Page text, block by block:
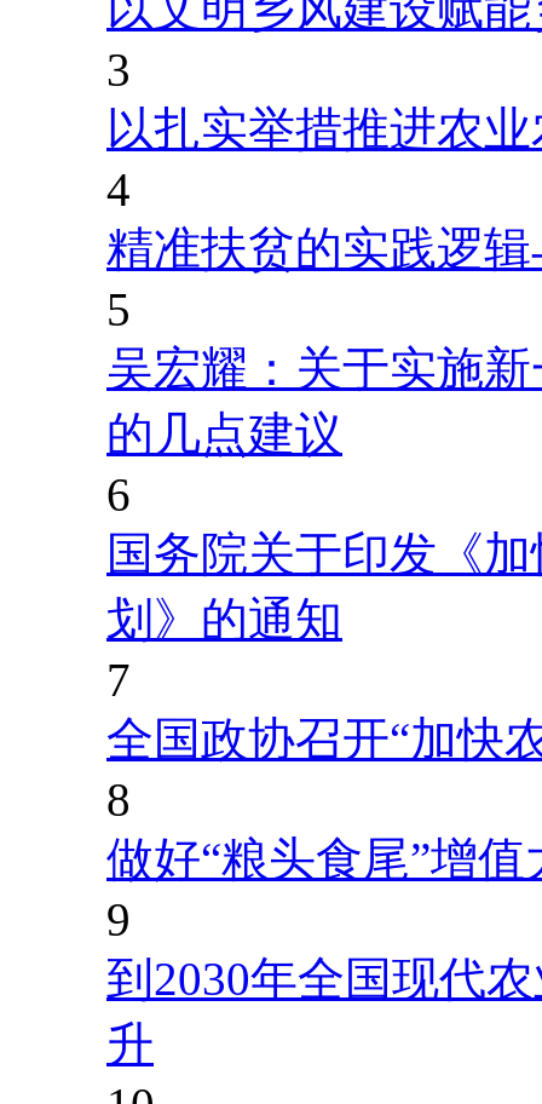
3
以扎实举措推进农
4
精准扶贫的实践逻
5
吴宏耀：关于实施
的几点建议
6
国务院关于印发《
划》的通知
7
全国政协召开“加快
8
做好“粮头食尾”增值
9
到2030年全国现代
升